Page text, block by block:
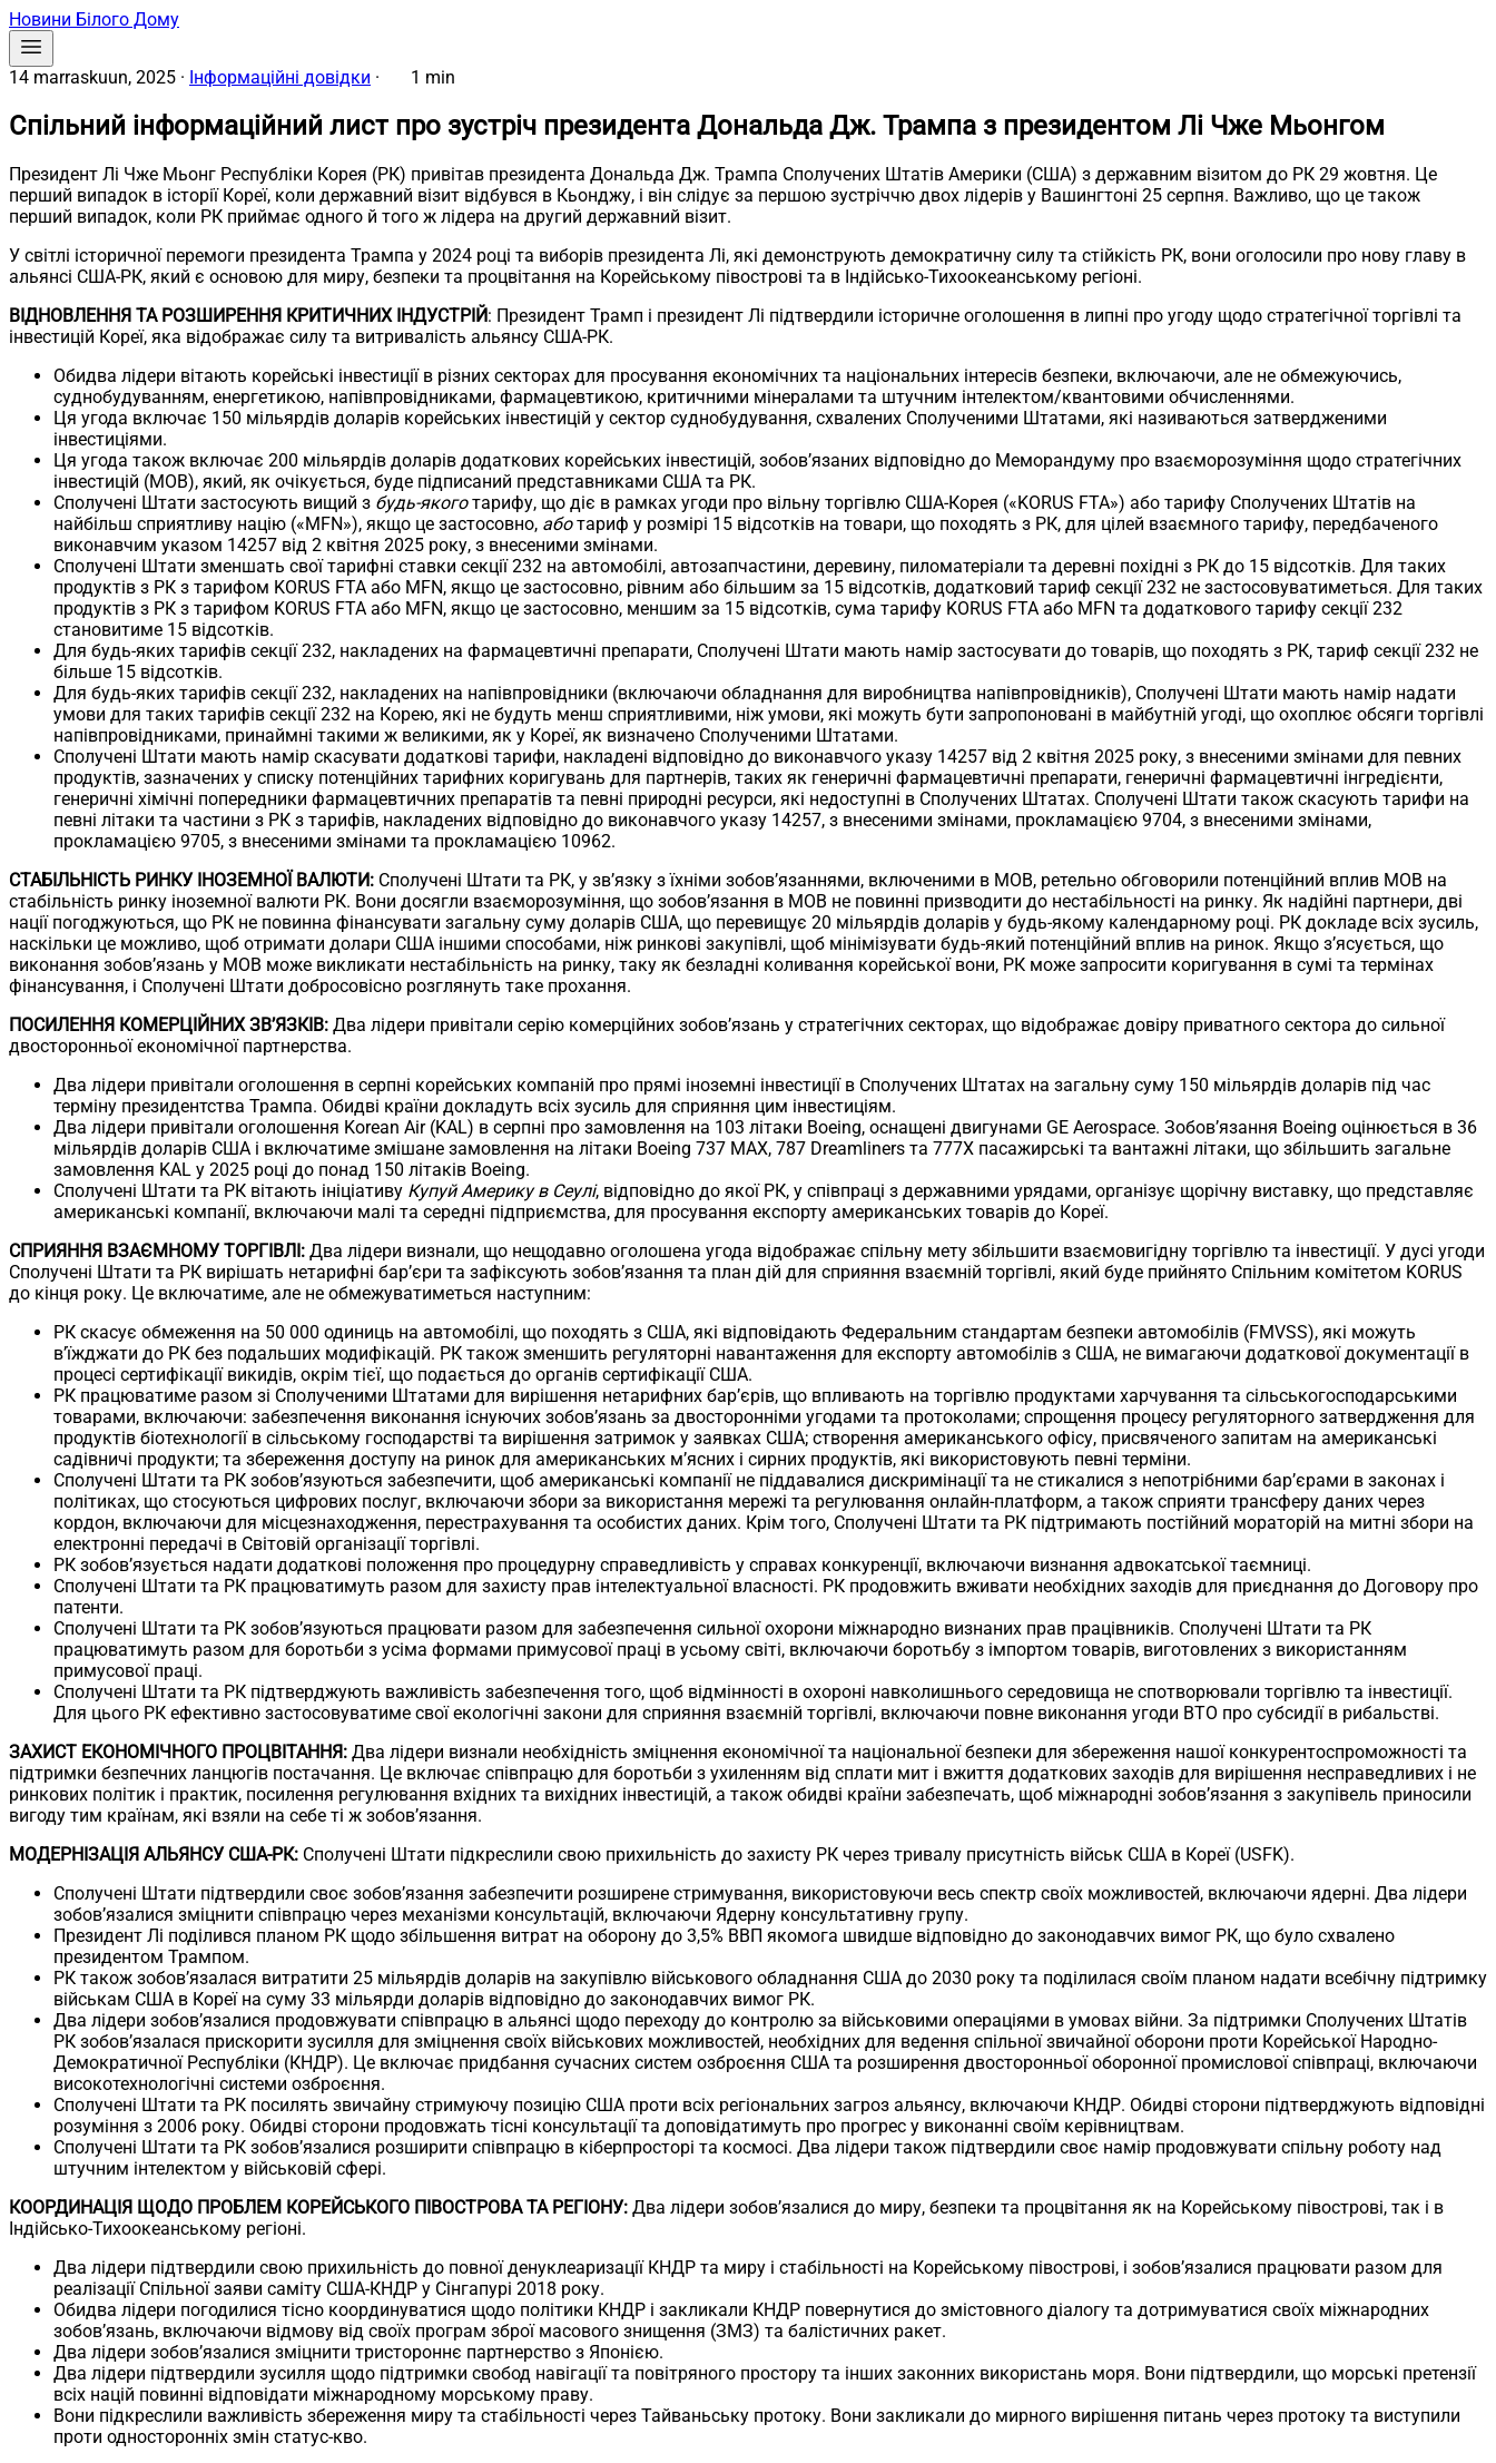
Новини Білого Дому
14 marraskuun, 2025 · Інформаційні довідки · 1 min
Спільний інформаційний лист про зустріч президента Дональда Дж. Трампа з президентом Лі Чже Мьонгом
Президент Лі Чже Мьонг Республіки Корея (РК) привітав президента Дональда Дж. Трампа Сполучених Штатів Америки (США) з державним візитом до РК 29 жовтня. Це
перший випадок в історії Кореї, коли державний візит відбувся в Кьонджу, і він слідує за першою зустріччю двох лідерів у Вашингтоні 25 серпня. Важливо, що це також
перший випадок, коли РК приймає одного й того ж лідера на другий державний візит.
У світлі історичної перемоги президента Трампа у 2024 році та виборів президента Лі, які демонструють демократичну силу та стійкість РК, вони оголосили про нову главу в
альянсі США-РК, який є основою для миру, безпеки та процвітання на Корейському півострові та в Індійсько-Тихоокеанському регіоні.
ВІДНОВЛЕННЯ ТА РОЗШИРЕННЯ КРИТИЧНИХ ІНДУСТРІЙ: Президент Трамп і президент Лі підтвердили історичне оголошення в липні про угоду щодо стратегічної торгівлі та
інвестицій Кореї, яка відображає силу та витривалість альянсу США-РК.
Обидва лідери вітають корейські інвестиції в різних секторах для просування економічних та національних інтересів безпеки, включаючи, але не обмежуючись,
суднобудуванням, енергетикою, напівпровідниками, фармацевтикою, критичними мінералами та штучним інтелектом/квантовими обчисленнями.
Ця угода включає 150 мільярдів доларів корейських інвестицій у сектор суднобудування, схвалених Сполученими Штатами, які називаються затвердженими
інвестиціями.
Ця угода також включає 200 мільярдів доларів додаткових корейських інвестицій, зобов’язаних відповідно до Меморандуму про взаєморозуміння щодо стратегічних
інвестицій (МОВ), який, як очікується, буде підписаний представниками США та РК.
Сполучені Штати застосують вищий з будь-якоготарифу, що діє в рамках угоди про вільну торгівлю США-Корея («KORUS FTA») або тарифу Сполучених Штатів на
найбільш сприятливу націю («MFN»), якщо це застосовно, аботариф у розмірі 15 відсотків на товари, що походять з РК, для цілей взаємного тарифу, передбаченого
виконавчим указом 14257 від 2 квітня 2025 року, з внесеними змінами.
Сполучені Штати зменшать свої тарифні ставки секції 232 на автомобілі, автозапчастини, деревину, пиломатеріали та деревні похідні з РК до 15 відсотків. Для таких
продуктів з РК з тарифом KORUS FTA або MFN, якщо це застосовно, рівним або більшим за 15 відсотків, додатковий тариф секції 232 не застосовуватиметься. Для таких
продуктів з РК з тарифом KORUS FTA або MFN, якщо це застосовно, меншим за 15 відсотків, сума тарифу KORUS FTA або MFN та додаткового тарифу секції 232
становитиме 15 відсотків.
Для будь-яких тарифів секції 232, накладених на фармацевтичні препарати, Сполучені Штати мають намір застосувати до товарів, що походять з РК, тариф секції 232 не
більше 15 відсотків.
Для будь-яких тарифів секції 232, накладених на напівпровідники (включаючи обладнання для виробництва напівпровідників), Сполучені Штати мають намір надати
умови для таких тарифів секції 232 на Корею, які не будуть менш сприятливими, ніж умови, які можуть бути запропоновані в майбутній угоді, що охоплює обсяги торгівлі
напівпровідниками, принаймні такими ж великими, як у Кореї, як визначено Сполученими Штатами.
Сполучені Штати мають намір скасувати додаткові тарифи, накладені відповідно до виконавчого указу 14257 від 2 квітня 2025 року, з внесеними змінами для певних
продуктів, зазначених у списку потенційних тарифних коригувань для партнерів, таких як генеричні фармацевтичні препарати, генеричні фармацевтичні інгредієнти,
генеричні хімічні попередники фармацевтичних препаратів та певні природні ресурси, які недоступні в Сполучених Штатах. Сполучені Штати також скасують тарифи на
певні літаки та частини з РК з тарифів, накладених відповідно до виконавчого указу 14257, з внесеними змінами, прокламацією 9704, з внесеними змінами,
прокламацією 9705, з внесеними змінами та прокламацією 10962.
СТАБІЛЬНІСТЬ РИНКУ ІНОЗЕМНОЇ ВАЛЮТИ: Сполучені Штати та РК, у зв’язку з їхніми зобов’язаннями, включеними в МОВ, ретельно обговорили потенційний вплив МОВ на
стабільність ринку іноземної валюти РК. Вони досягли взаєморозуміння, що зобов’язання в МОВ не повинні призводити до нестабільності на ринку. Як надійні партнери, дві
нації погоджуються, що РК не повинна фінансувати загальну суму доларів США, що перевищує 20 мільярдів доларів у будь-якому календарному році. РК докладе всіх зусиль,
наскільки це можливо, щоб отримати долари США іншими способами, ніж ринкові закупівлі, щоб мінімізувати будь-який потенційний вплив на ринок. Якщо з’ясується, що
виконання зобов’язань у МОВ може викликати нестабільність на ринку, таку як безладні коливання корейської вони, РК може запросити коригування в сумі та термінах
фінансування, і Сполучені Штати добросовісно розглянуть таке прохання.
ПОСИЛЕННЯ КОМЕРЦІЙНИХ ЗВ’ЯЗКІВ: Два лідери привітали серію комерційних зобов’язань у стратегічних секторах, що відображає довіру приватного сектора до сильної
двосторонньої економічної партнерства.
Два лідери привітали оголошення в серпні корейських компаній про прямі іноземні інвестиції в Сполучених Штатах на загальну суму 150 мільярдів доларів під час
терміну президентства Трампа. Обидві країни докладуть всіх зусиль для сприяння цим інвестиціям.
Два лідери привітали оголошення Korean Air (KAL) в серпні про замовлення на 103 літаки Boeing, оснащені двигунами GE Aerospace. Зобов’язання Boeing оцінюється в 36
мільярдів доларів США і включатиме змішане замовлення на літаки Boeing 737 MAX, 787 Dreamliners та 777X пасажирські та вантажні літаки, що збільшить загальне
замовлення KAL у 2025 році до понад 150 літаків Boeing.
Сполучені Штати та РК вітають ініціативу Купуй Америку в Сеулі, відповідно до якої РК, у співпраці з державними урядами, організує щорічну виставку, що представляє
американські компанії, включаючи малі та середні підприємства, для просування експорту американських товарів до Кореї.
СПРИЯННЯ ВЗАЄМНОМУ ТОРГІВЛІ: Два лідери визнали, що нещодавно оголошена угода відображає спільну мету збільшити взаємовигідну торгівлю та інвестиції. У дусі угоди
Сполучені Штати та РК вирішать нетарифні бар’єри та зафіксують зобов’язання та план дій для сприяння взаємній торгівлі, який буде прийнято Спільним комітетом KORUS
до кінця року. Це включатиме, але не обмежуватиметься наступним:
РК скасує обмеження на 50 000 одиниць на автомобілі, що походять з США, які відповідають Федеральним стандартам безпеки автомобілів (FMVSS), які можуть
в’їжджати до РК без подальших модифікацій. РК також зменшить регуляторні навантаження для експорту автомобілів з США, не вимагаючи додаткової документації в
процесі сертифікації викидів, окрім тієї, що подається до органів сертифікації США.
РК працюватиме разом зі Сполученими Штатами для вирішення нетарифних бар’єрів, що впливають на торгівлю продуктами харчування та сільськогосподарськими
товарами, включаючи: забезпечення виконання існуючих зобов’язань за двосторонніми угодами та протоколами; спрощення процесу регуляторного затвердження для
продуктів біотехнології в сільському господарстві та вирішення затримок у заявках США; створення американського офісу, присвяченого запитам на американські
садівничі продукти; та збереження доступу на ринок для американських м’ясних і сирних продуктів, які використовують певні терміни.
Сполучені Штати та РК зобов’язуються забезпечити, щоб американські компанії не піддавалися дискримінації та не стикалися з непотрібними бар’єрами в законах і
політиках, що стосуються цифрових послуг, включаючи збори за використання мережі та регулювання онлайн-платформ, а також сприяти трансферу даних через
кордон, включаючи для місцезнаходження, перестрахування та особистих даних. Крім того, Сполучені Штати та РК підтримають постійний мораторій на митні збори на
електронні передачі в Світовій організації торгівлі.
РК зобов’язується надати додаткові положення про процедурну справедливість у справах конкуренції, включаючи визнання адвокатської таємниці.
Сполучені Штати та РК працюватимуть разом для захисту прав інтелектуальної власності. РК продовжить вживати необхідних заходів для приєднання до Договору про
патенти.
Сполучені Штати та РК зобов’язуються працювати разом для забезпечення сильної охорони міжнародно визнаних прав працівників. Сполучені Штати та РК
працюватимуть разом для боротьби з усіма формами примусової праці в усьому світі, включаючи боротьбу з імпортом товарів, виготовлених з використанням
примусової праці.
Сполучені Штати та РК підтверджують важливість забезпечення того, щоб відмінності в охороні навколишнього середовища не спотворювали торгівлю та інвестиції.
Для цього РК ефективно застосовуватиме свої екологічні закони для сприяння взаємній торгівлі, включаючи повне виконання угоди ВТО про субсидії в рибальстві.
ЗАХИСТ ЕКОНОМІЧНОГО ПРОЦВІТАННЯ: Два лідери визнали необхідність зміцнення економічної та національної безпеки для збереження нашої конкурентоспроможності та
підтримки безпечних ланцюгів постачання. Це включає співпрацю для боротьби з ухиленням від сплати мит і вжиття додаткових заходів для вирішення несправедливих і не
ринкових політик і практик, посилення регулювання вхідних та вихідних інвестицій, а також обидві країни забезпечать, щоб міжнародні зобов’язання з закупівель приносили
вигоду тим країнам, які взяли на себе ті ж зобов’язання.
МОДЕРНІЗАЦІЯ АЛЬЯНСУ США-РК: Сполучені Штати підкреслили свою прихильність до захисту РК через тривалу присутність військ США в Кореї (USFK).
Сполучені Штати підтвердили своє зобов’язання забезпечити розширене стримування, використовуючи весь спектр своїх можливостей, включаючи ядерні. Два лідери
зобов’язалися зміцнити співпрацю через механізми консультацій, включаючи Ядерну консультативну групу.
Президент Лі поділився планом РК щодо збільшення витрат на оборону до 3,5% ВВП якомога швидше відповідно до законодавчих вимог РК, що було схвалено
президентом Трампом.
РК також зобов’язалася витратити 25 мільярдів доларів на закупівлю військового обладнання США до 2030 року та поділилася своїм планом надати всебічну підтримку
військам США в Кореї на суму 33 мільярди доларів відповідно до законодавчих вимог РК.
Два лідери зобов’язалися продовжувати співпрацю в альянсі щодо переходу до контролю за військовими операціями в умовах війни. За підтримки Сполучених Штатів
РК зобов’язалася прискорити зусилля для зміцнення своїх військових можливостей, необхідних для ведення спільної звичайної оборони проти Корейської Народно-
Демократичної Республіки (КНДР). Це включає придбання сучасних систем озброєння США та розширення двосторонньої оборонної промислової співпраці, включаючи
високотехнологічні системи озброєння.
Сполучені Штати та РК посилять звичайну стримуючу позицію США проти всіх регіональних загроз альянсу, включаючи КНДР. Обидві сторони підтверджують відповідні
розуміння з 2006 року. Обидві сторони продовжать тісні консультації та доповідатимуть про прогрес у виконанні своїм керівництвам.
Сполучені Штати та РК зобов’язалися розширити співпрацю в кіберпросторі та космосі. Два лідери також підтвердили своє намір продовжувати спільну роботу над
штучним інтелектом у військовій сфері.
КООРДИНАЦІЯ ЩОДО ПРОБЛЕМ КОРЕЙСЬКОГО ПІВОСТРОВА ТА РЕГІОНУ: Два лідери зобов’язалися до миру, безпеки та процвітання як на Корейському півострові, так і в
Індійсько-Тихоокеанському регіоні.
Два лідери підтвердили свою прихильність до повної денуклеаризації КНДР та миру і стабільності на Корейському півострові, і зобов’язалися працювати разом для
реалізації Спільної заяви саміту США-КНДР у Сінгапурі 2018 року.
Обидва лідери погодилися тісно координуватися щодо політики КНДР і закликали КНДР повернутися до змістовного діалогу та дотримуватися своїх міжнародних
зобов’язань, включаючи відмову від своїх програм зброї масового знищення (ЗМЗ) та балістичних ракет.
Два лідери зобов’язалися зміцнити тристороннє партнерство з Японією.
Два лідери підтвердили зусилля щодо підтримки свобод навігації та повітряного простору та інших законних використань моря. Вони підтвердили, що морські претензії
всіх націй повинні відповідати міжнародному морському праву.
Вони підкреслили важливість збереження миру та стабільності через Тайваньську протоку. Вони закликали до мирного вирішення питань через протоку та виступили
проти односторонніх змін статус-кво.